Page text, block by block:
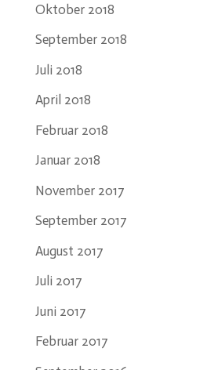
Oktober 2018
September 2018
Juli 2018
April 2018
Februar 2018
Januar 2018
November 2017
September 2017
August 2017
Juli 2017
Juni 2017
Februar 2017